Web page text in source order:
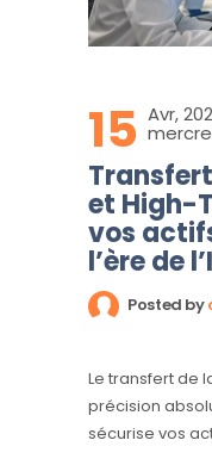
15 Avr,
et High-
vos
l’ère de
Posted by
Le transfert de
précision
sécurise vos